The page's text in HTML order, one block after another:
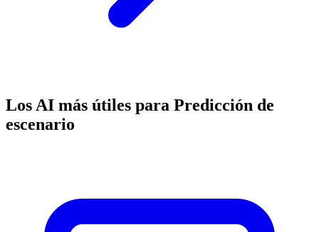
Los AI más útiles para Predicción de
escenario